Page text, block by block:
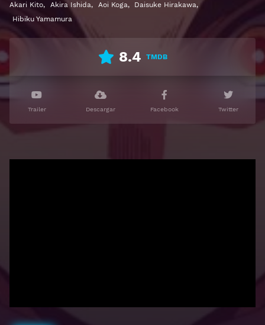
Ver 劇場版「鬼滅の刃」無限列車編 Gratis HD 1080p
720p | Idioma español latino, subtitulado, castellano
Akari Kito, Akira Ishida, Aoi Koga, Daisuke Hirakawa,
Hibiku Yamamura
8.4 TMDB
Trailer Descargar Facebook Twitter